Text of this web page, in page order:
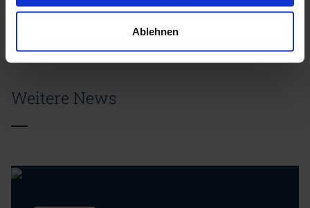
Ablehnen
Weitere News